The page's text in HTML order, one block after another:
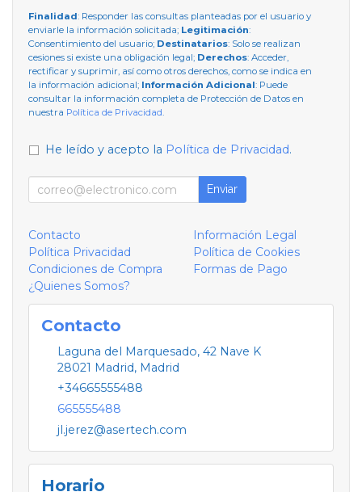
Finalidad: Responder las consultas planteadas por el usuario y
enviarle la información solicitada; Legitimación:
Consentimiento del usuario; Destinatarios: Solo se realizan
cesiones si existe una obligación legal; Derechos: Acceder,
rectificar y suprimir, así como otros derechos, como se indica en
la información adicional; Información Adicional: Puede
consultar la información completa de Protección de Datos en
nuestra Política de Privacidad.
He leído y acepto la Política de Privacidad.
Enviar
Contacto
Información Legal
Política Privacidad
Política de Cookies
Condiciones de Compra
Formas de Pago
¿Quienes Somos?
Contacto
Laguna del Marquesado, 42 Nave K
28021 Madrid, Madrid
+34665555488
665555488
jl.jerez@asertech.com
Horario